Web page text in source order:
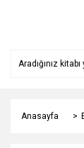
Anasayfa